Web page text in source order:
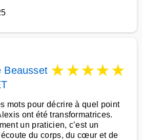
Beausset ★★★★★
mots pour décrire à quel point
ont été transformatrices.
un praticien, c’est un
du corps, du cœur et de